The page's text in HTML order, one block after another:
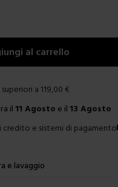
al carrello
a 119,00 €
il11 Agosto e il 13 Agosto
credito e sistemi di pagamento
e lavaggio